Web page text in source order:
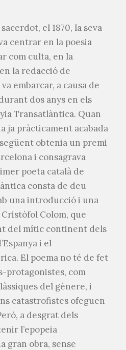
el 1870, la seva
centrar en la poesia
com culta, en la
la redacció de
va embarcar, a causa de
dos anys en els
Transatlàntica. Quan
ja pràcticament acabada
següent obtenia un premi
i consagrava
poeta català de
consta de deu
una introducció i una
Colom, que
del mític continent dels
i el
El poema no té de fet
protagonistes, com
del gènere, i
catastrofistes ofeguen
a desgrat dels
l’epopeia
gran obra, sense